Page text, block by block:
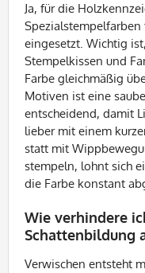
Ja, für die
eingesetzt. Wichtig
Stempelkissen und
Farbe gleichmäßig
Motiven ist eine
entscheidend, damit
lieber mit einem
statt mit
stempeln, lohnt sich
die Farbe konstant
Wie verhindere
Schattenbildung
Verwischen entsteht